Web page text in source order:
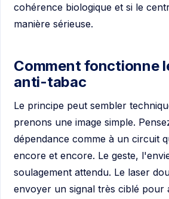
cohérence biologique et si le
manière sérieuse.
Comment fonctionne
anti-tabac
Le principe peut sembler
prenons une image simple.
dépendance comme à un circuit
encore et encore. Le geste,
soulagement attendu. Le laser
envoyer un signal très ciblé pour